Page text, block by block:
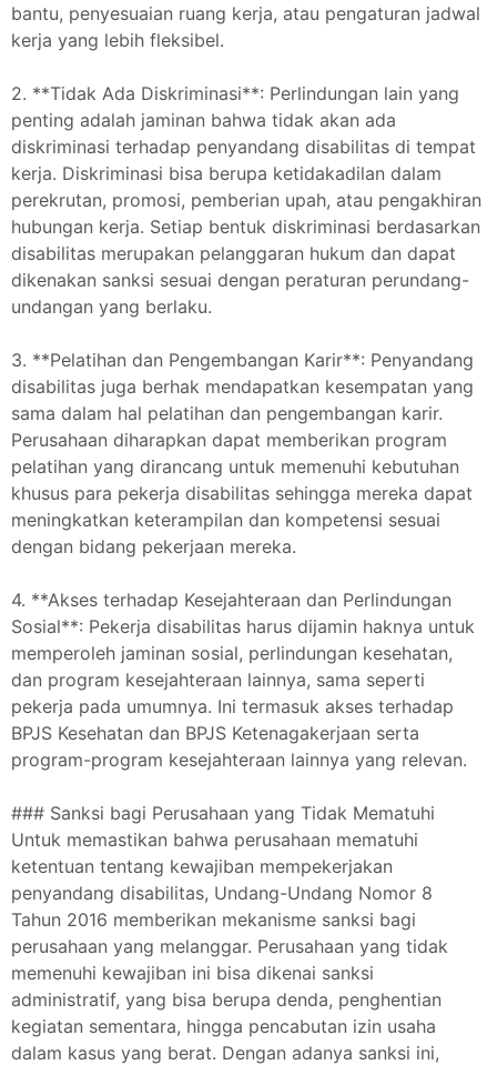
bantu, penyesuaian ruang kerja, atau pengaturan jadwal
kerja yang lebih fleksibel.
2. **Tidak Ada Diskriminasi**: Perlindungan lain yang
penting adalah jaminan bahwa tidak akan ada
diskriminasi terhadap penyandang disabilitas di tempat
kerja. Diskriminasi bisa berupa ketidakadilan dalam
perekrutan, promosi, pemberian upah, atau pengakhiran
hubungan kerja. Setiap bentuk diskriminasi berdasarkan
disabilitas merupakan pelanggaran hukum dan dapat
dikenakan sanksi sesuai dengan peraturan perundang-
undangan yang berlaku.
3. **Pelatihan dan Pengembangan Karir**: Penyandang
disabilitas juga berhak mendapatkan kesempatan yang
sama dalam hal pelatihan dan pengembangan karir.
Perusahaan diharapkan dapat memberikan program
pelatihan yang dirancang untuk memenuhi kebutuhan
khusus para pekerja disabilitas sehingga mereka dapat
meningkatkan keterampilan dan kompetensi sesuai
dengan bidang pekerjaan mereka.
4. **Akses terhadap Kesejahteraan dan Perlindungan
Sosial**: Pekerja disabilitas harus dijamin haknya untuk
memperoleh jaminan sosial, perlindungan kesehatan,
dan program kesejahteraan lainnya, sama seperti
pekerja pada umumnya. Ini termasuk akses terhadap
BPJS Kesehatan dan BPJS Ketenagakerjaan serta
program-program kesejahteraan lainnya yang relevan.
### Sanksi bagi Perusahaan yang Tidak Mematuhi
Untuk memastikan bahwa perusahaan mematuhi
ketentuan tentang kewajiban mempekerjakan
penyandang disabilitas, Undang-Undang Nomor 8
Tahun 2016 memberikan mekanisme sanksi bagi
perusahaan yang melanggar. Perusahaan yang tidak
memenuhi kewajiban ini bisa dikenai sanksi
administratif, yang bisa berupa denda, penghentian
kegiatan sementara, hingga pencabutan izin usaha
dalam kasus yang berat. Dengan adanya sanksi ini,